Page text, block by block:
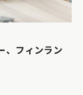
、フィンラン